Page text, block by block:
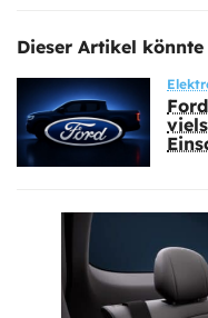
Dieser Artikel könnte